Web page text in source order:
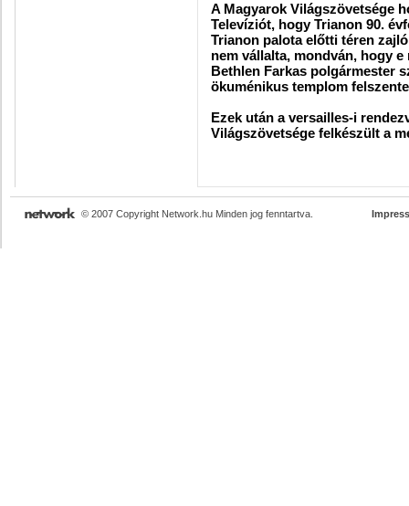
A Magyarok Világszövetsége
Televíziót, hogyTrianon 90.
Trianon palota előtti téren
nem vállalta, mondván, hogy
Bethlen Farkas polgármester
ökuménikus templom
Ezek után a versailles-i
Világszövetsége felkészült a
© 2007 Copyright Network.hu Minden jog fenntartva.